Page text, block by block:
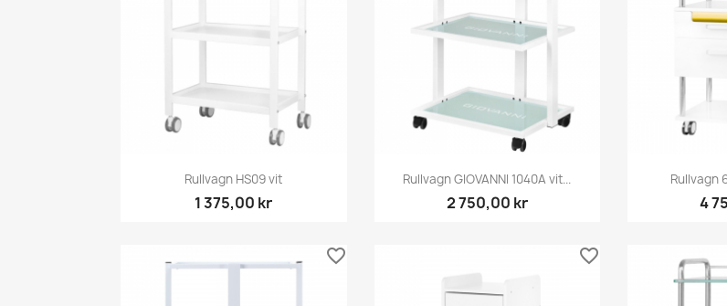
Snabbvy
Rullvagn HS09 vit
1 375,00 kr
Snabbvy
Rullvagn GIOVANNI 1040A vit...
2 750,00 kr

Rullvagn
4
favorite_border favorite_border